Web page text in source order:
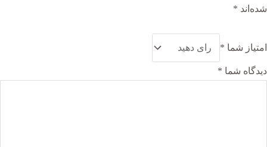
شده‌اند *
امتیاز شما *
دیدگاه شما *